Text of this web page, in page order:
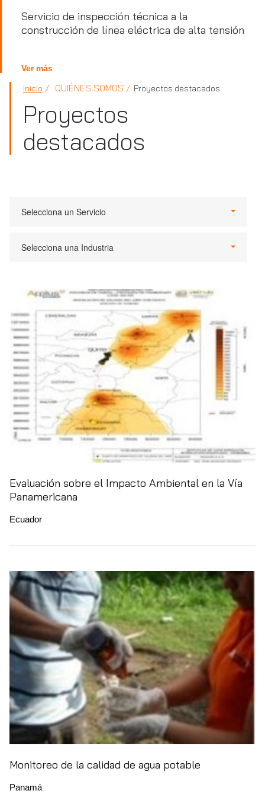
Servicio de inspección técnica a la
construcción de línea eléctrica de alta tensión
Ver más
Inicio QUIÉNES SOMOS Proyectos destacados
Proyectos
destacados
Selecciona un Servicio
Selecciona una Industria
Evaluación sobre el Impacto Ambiental en la Vía
Panamericana
Ecuador
Monitoreo de la calidad de agua potable
Panamá